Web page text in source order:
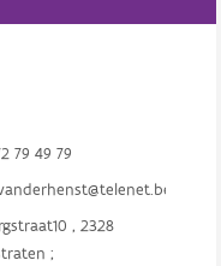
79 49 79
, 2328
;